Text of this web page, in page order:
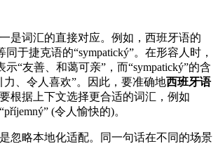
是词汇的直接对应。例如，西班牙语的
同于捷克语的“sympatický”。在形容人时，
示“友善、和蔼可亲”，而“sympatický”的含
力、令人喜欢”。因此，要准确地西班牙语
根据上下文选择更合适的词汇，例如
(令人愉快的)。
忽略本地化适配。同一句话在不同的场景